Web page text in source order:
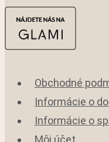
Obchodné
Informácie o
Informácie o